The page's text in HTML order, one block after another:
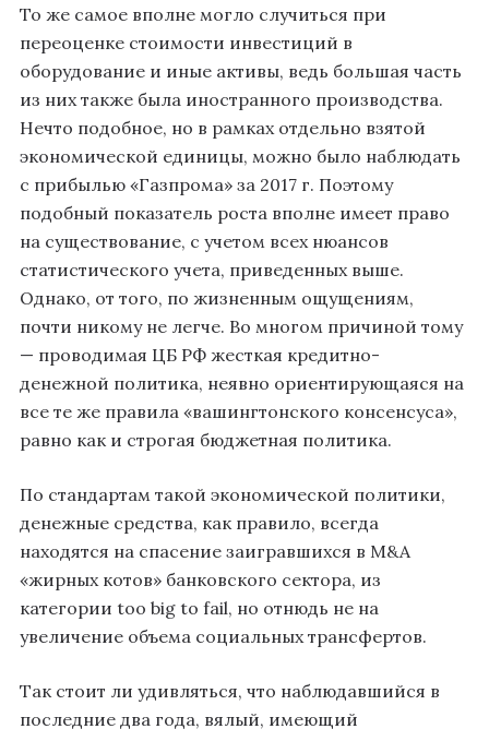
То же самое вполне могло случиться при
переоценке стоимости инвестиций в
оборудование и иные активы, ведь большая часть
из них также была иностранного производства.
Нечто подобное, но в рамках отдельно взятой
экономической единицы, можно было наблюдать
с прибылью «Газпрома» за 2017 г. Поэтому
подобный показатель роста вполне имеет право
на существование, с учетом всех нюансов
статистического учета, приведенных выше.
Однако, от того, по жизненным ощущениям,
почти никому не легче. Во многом причиной тому
— проводимая ЦБ РФ жесткая кредитно-
денежной политика, неявно ориентирующаяся на
все те же правила «вашингтонского консенсуса»,
равно как и строгая бюджетная политика.
По стандартам такой экономической политики,
денежные средства, как правило, всегда
находятся на спасение заигравшихся в M&A
«жирных котов» банковского сектора, из
категории too big to fail, но отнюдь не на
увеличение объема социальных трансфертов.
Так стоит ли удивляться, что наблюдавшийся в
последние два года, вялый, имеющий